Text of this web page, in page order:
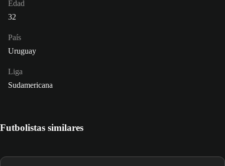
Edad
32
País
Uruguay
Liga
Sudamericana
Futbolistas similares